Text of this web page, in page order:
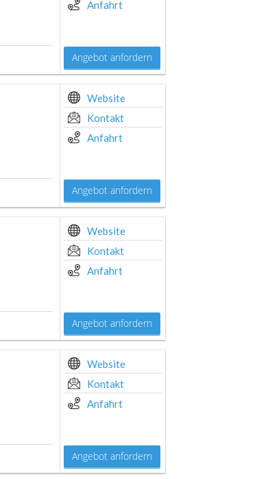
Anfahrt
Angebot anfordern
Website
Kontakt
Anfahrt
Angebot anfordern
Website
Kontakt
Anfahrt
Angebot anfordern
Website
Kontakt
Anfahrt
Angebot anfordern